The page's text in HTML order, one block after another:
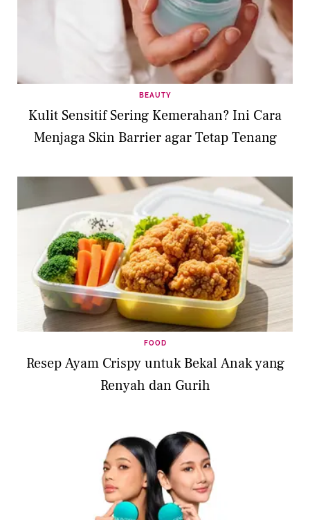
BEAUTY
Kulit Sensitif Sering Kemerahan? Ini Cara
Menjaga Skin Barrier agar Tetap Tenang
FOOD
Resep Ayam Crispy untuk Bekal Anak yang
Renyah dan Gurih